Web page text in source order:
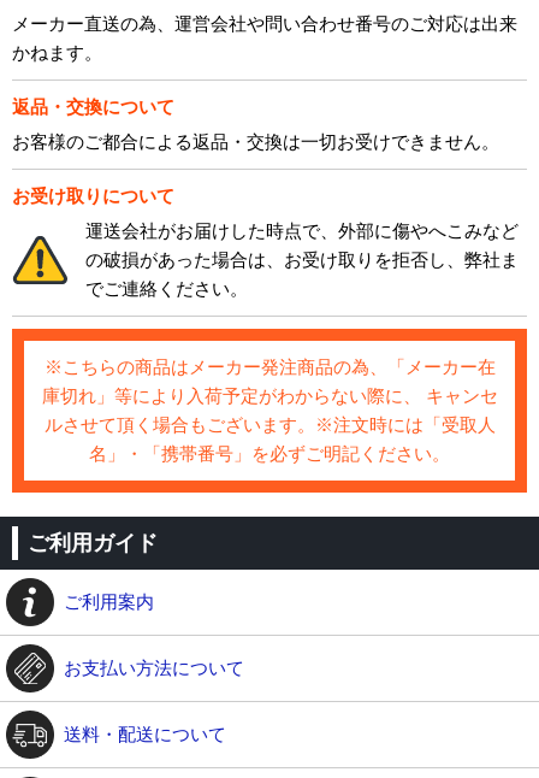
メーカー直送の為、運営会社や問い合わせ番号のご対応は出来
かねます。
返品・交換について
お客様のご都合による返品・交換は一切お受けできません。
お受け取りについて
運送会社がお届けした時点で、外部に傷やへこみなど
の破損があった場合は、お受け取りを拒否し、弊社ま
でご連絡ください。
※こちらの商品はメーカー発注商品の為、「メーカー在
庫切れ」等により入荷予定がわからない際に、 キャンセ
ルさせて頂く場合もございます。※注文時には「受取人
名」・「携帯番号」を必ずご明記ください。
ご利用ガイド
ご利用案内
お支払い方法について
送料・配送について